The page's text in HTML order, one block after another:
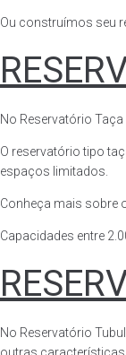
Ou construímos seu
No Reservatório
O reservatório tipo
espaços limitados.
Conheça mais sobre
Capacidades entre
No Reservatório